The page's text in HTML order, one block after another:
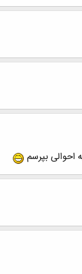
احوالی بپرسم